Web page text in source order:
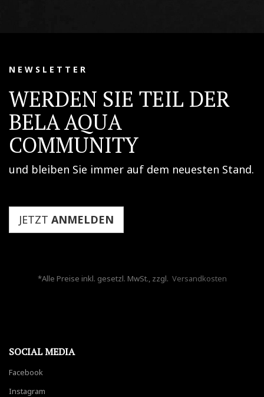
N E W S L E T T E R
WERDEN SIE TEIL DER
BELA AQUA
COMMUNITY
und bleiben Sie immer auf dem neuesten Stand.
JETZT ANMELDEN
*Alle Preise inkl. gesetzl. MwSt., zzgl. Versandkosten
SOCIAL MEDIA
Facebook
Instagram